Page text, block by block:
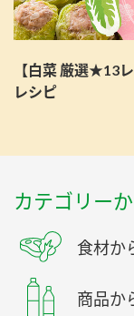
【白菜 厳選★13
レシピ
カテゴリー
食材か
商品か